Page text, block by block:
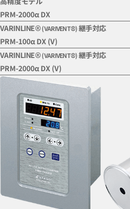
PRM-2000α DX
VARINLINE®(VARIVENT®)継手対応
PRM-100α DX (V)
VARINLINE®(VARIVENT®)継手対応
PRM-2000α DX (V)